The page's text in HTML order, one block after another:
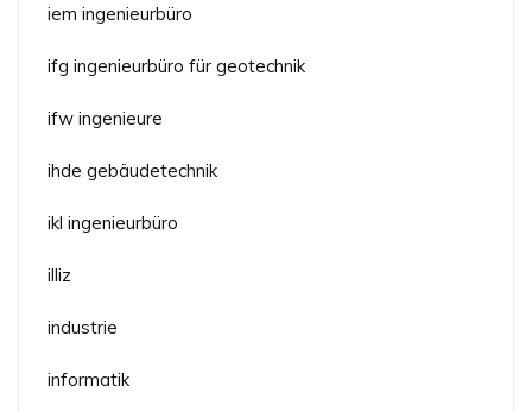
iem ingenieurbüro
ifg ingenieurbüro für geotechnik
ifw ingenieure
ihde gebäudetechnik
ikl ingenieurbüro
illiz
industrie
informatik